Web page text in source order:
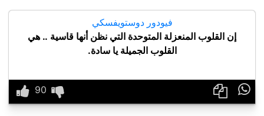
فيودور دوستويفسكي
إن القلوب المنعزلة المتوحدة التي نظن أنها قاسية .. هي
القلوب الجميلة يا سادة.
